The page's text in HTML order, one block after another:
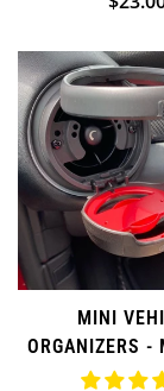
MINI
ORGANIZERS -
CUP